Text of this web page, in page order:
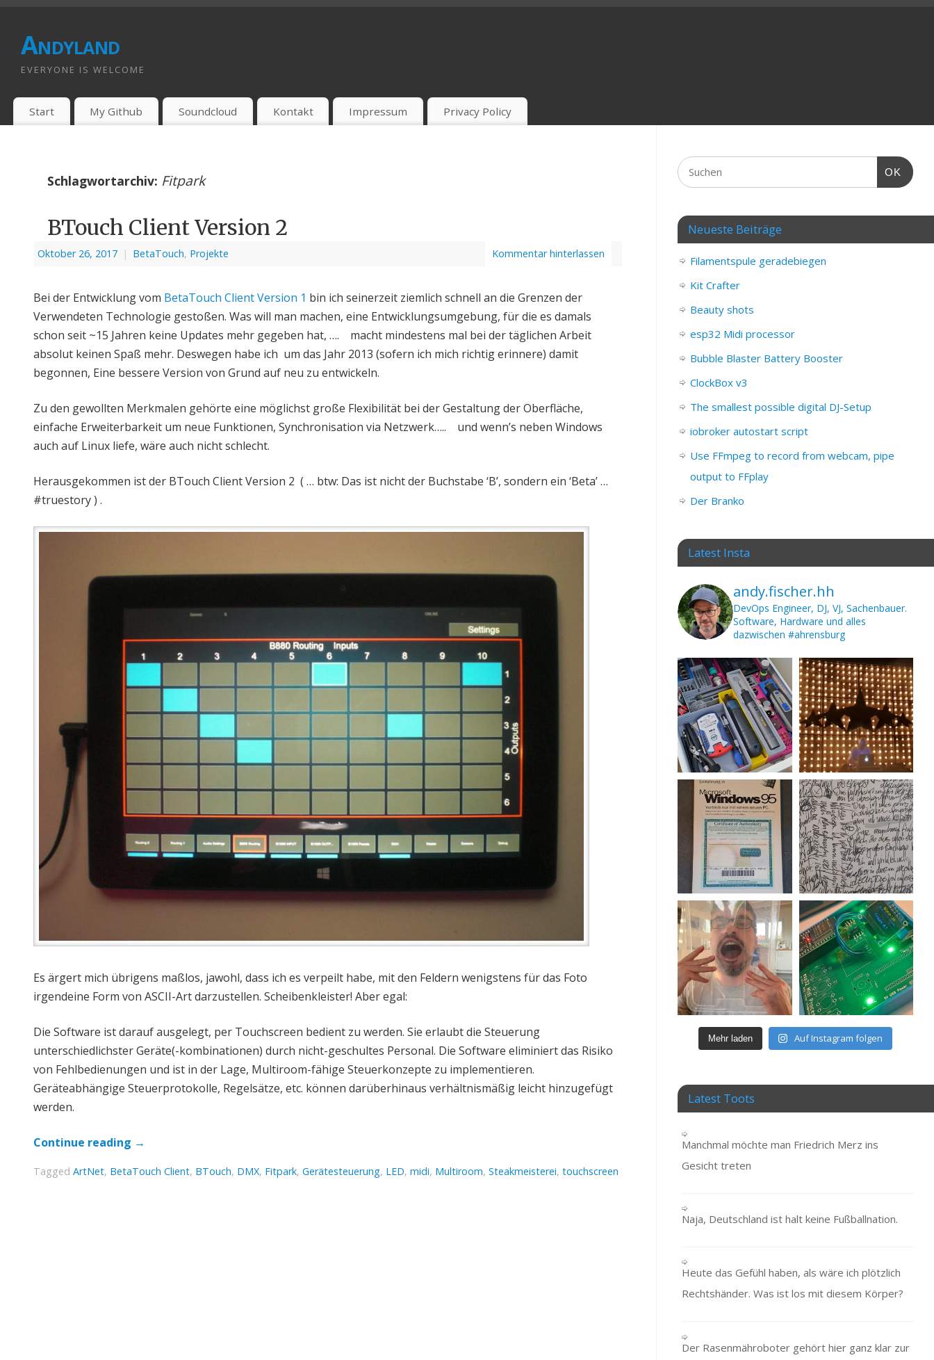
Andyland
EVERYONE IS WELCOME
Start My Github Soundcloud Kontakt Impressum Privacy Policy
Schlagwortarchiv: Fitpark
BTouch Client Version 2
Oktober 26, 2017 | BetaTouch, Projekte Kommentar hinterlassen
Bei der Entwicklung vom BetaTouch Client Version 1 bin ich seinerzeit ziemlich schnell an die Grenzen der
Verwendeten Technologie gestoßen. Was will man machen, eine Entwicklungsumgebung, für die es damals
schon seit ~15 Jahren keine Updates mehr gegeben hat, …. macht mindestens mal bei der täglichen Arbeit
absolut keinen Spaß mehr. Deswegen habe ich um das Jahr 2013 (sofern ich mich richtig erinnere) damit
begonnen, Eine bessere Version von Grund auf neu zu entwickeln.
Zu den gewollten Merkmalen gehörte eine möglichst große Flexibilität bei der Gestaltung der Oberfläche,
einfache Erweiterbarkeit um neue Funktionen, Synchronisation via Netzwerk….. und wenn’s neben Windows
auch auf Linux liefe, wäre auch nicht schlecht.
Herausgekommen ist der ΒTouch Client Version 2 ( … btw: Das ist nicht der Buchstabe ‘B’, sondern ein ‘Beta’ …
#truestory ) .
Es ärgert mich übrigens maßlos, jawohl, dass ich es verpeilt habe, mit den Feldern wenigstens für das Foto
irgendeine Form von ASCII-Art darzustellen. Scheibenkleister! Aber egal:
Die Software ist darauf ausgelegt, per Touchscreen bedient zu werden. Sie erlaubt die Steuerung
unterschiedlichster Geräte(-kombinationen) durch nicht-geschultes Personal. Die Software eliminiert das Risiko
von Fehlbedienungen und ist in der Lage, Multiroom-fähige Steuerkonzepte zu implementieren.
Geräteabhängige Steuerprotokolle, Regelsätze, etc. können darüberhinaus verhältnismäßig leicht hinzugefügt
werden.
Continue reading →
Tagged ArtNet, BetaTouch Client, BTouch, DMX, Fitpark, Gerätesteuerung, LED, midi, Multiroom, Steakmeisterei, touchscreen
OK
Neueste Beiträge
Filamentspule geradebiegen
Kit Crafter
Beauty shots
esp32 Midi processor
Bubble Blaster Battery Booster
ClockBox v3
The smallest possible digital DJ-Setup
iobroker autostart script
Use FFmpeg to record from webcam, pipe
output to FFplay
Der Branko
Latest Insta
andy.fischer.hh
DevOps Engineer, DJ, VJ, Sachenbauer.
Software, Hardware und alles
dazwischen #ahrensburg
Mehr laden Auf Instagram folgen
Latest Toots
Manchmal möchte man Friedrich Merz ins
Gesicht treten
Naja, Deutschland ist halt keine Fußballnation.
Heute das Gefühl haben, als wäre ich plötzlich
Rechtshänder. Was ist los mit diesem Körper?
Der Rasenmähroboter gehört hier ganz klar zur